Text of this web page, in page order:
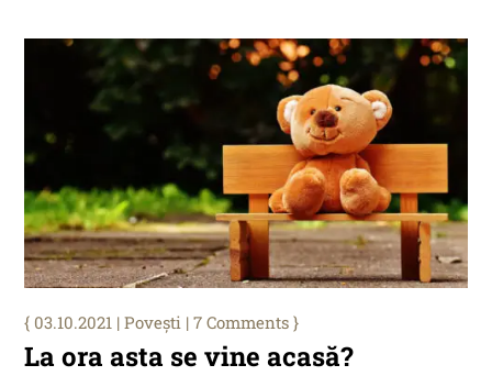
La ora asta se vine acasă?
03.10.2021 |Povești | 7 Comments